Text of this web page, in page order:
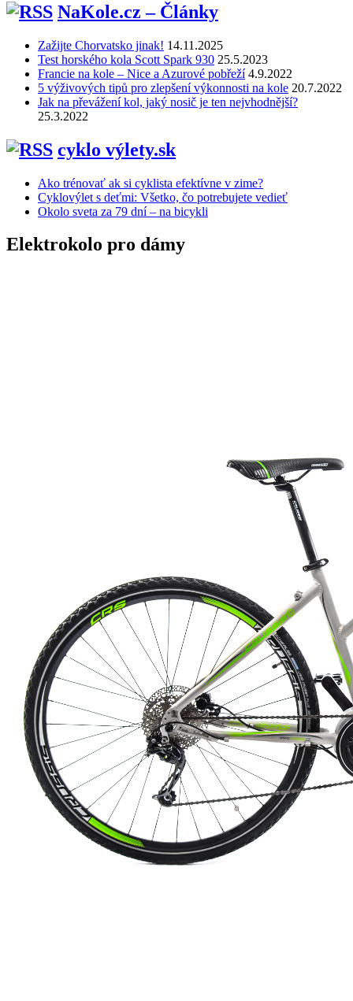
NaKole.cz – Články
Zažijte Chorvatsko jinak! 14.11.2025
Test horského kola Scott Spark 930 25.5.2023
Francie na kole – Nice a Azurové pobřeží 4.9.2022
5 výživových tipů pro zlepšení výkonnosti na kole 20.7.2022
Jak na převážení kol, jaký nosič je ten nejvhodnější?
25.3.2022
cyklo výlety.sk
Ako trénovať ak si cyklista efektívne v zime?
Cyklovýlet s deťmi: Všetko, čo potrebujete vedieť
Okolo sveta za 79 dní – na bicykli
Elektrokolo pro dámy